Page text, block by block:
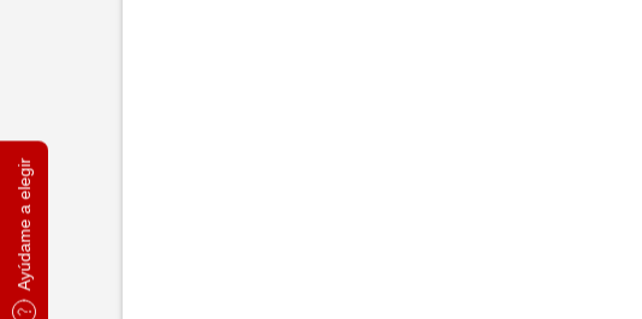
Ayúdame a elegir